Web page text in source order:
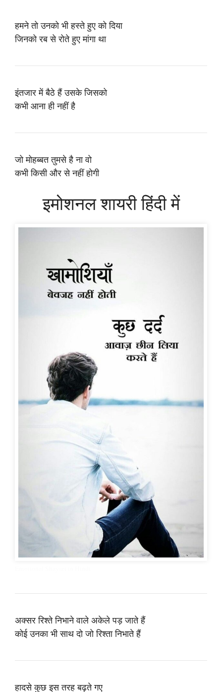
हमने तो उनको भी हस्ते हुए को दिया
जिनको रब से रोते हुए मांगा था
इंतजार में बैठे हैं उसके जिसको
कभी आना ही नहीं है
जो मोहब्बत तुमसे है ना वो
कभी किसी और से नहीं होगी
इमोशनल शायरी हिंदी में
अक्सर रिश्ते निभाने वाले अकेले पड़ जाते हैं
कोई उनका भी साथ दो जो रिश्ता निभाते हैं
हादसे कुछ इस तरह बढ़ते गए